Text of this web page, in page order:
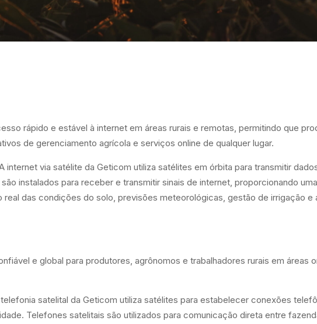
rápido e estável à internet em áreas rurais e remotas, permitindo que
de gerenciamento agrícola e serviços online de qualquer lugar.
internet via satélite da Geticom utiliza satélites em órbita para transmitir
instalados para receber e transmitir sinais de internet, proporcionando
das condições do solo, previsões meteorológicas, gestão de irrigação e
e global para produtores, agrônomos e trabalhadores rurais em áreas
satelital da Geticom utiliza satélites para estabelecer conexões
Telefones satelitais são utilizados para comunicação direta entre